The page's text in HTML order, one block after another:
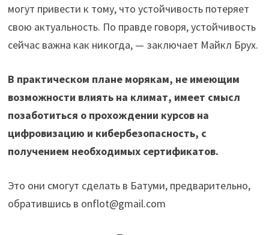
могут привести к тому, что устойчивость потеряет
свою актуальность. По правде говоря, устойчивость
сейчас важна как никогда, — заключает Майкл Брух.
В практическом плане морякам, не имеющим
возможности влиять на климат, имеет смысл
позаботиться о прохождении курсов на
цифровизацию и кибербезопасность, с
получением необходимых сертификатов.
Это они смогут сделать в Батуми, предварительно,
обратившись в onflot@gmail.com